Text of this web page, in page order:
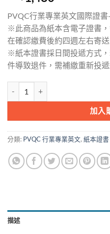
PVQC行業專業英文國際證
※此商品為紙本含電子證書
在確認繳費後約四週左右寄送
※紙本證書採日間投遞方式
件導致退件，需補繳重新投
加入
分類: PVQC 行業專業英文, 紙本證書
描述